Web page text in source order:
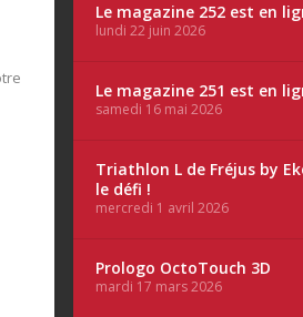
Le magazine 252 est en
lundi 22 juin 2026
Le magazine 251 est en
samedi 16 mai 2026
Triathlon L de Fréjus by
le défi !
mercredi 1 avril 2026
Prologo OctoTouch 3D
mardi 17 mars 2026